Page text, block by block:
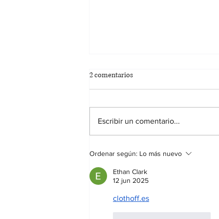
BASES DEL CONCURSO DE
DE CIFUENTES 2026
2 comentarios
Escribir un comentario...
Ordenar según: Lo más nuevo
Ethan Clark
12 jun 2025
clothoff.es